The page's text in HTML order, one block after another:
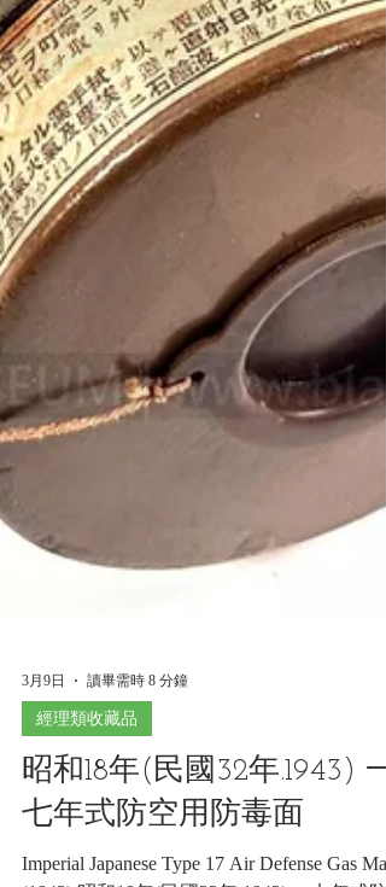
3月9日 讀畢需時 8 分鐘